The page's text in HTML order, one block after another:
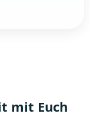
mit Euch